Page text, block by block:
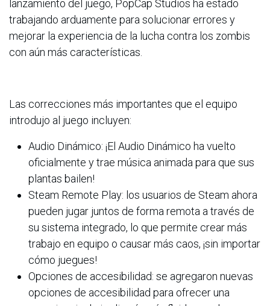
lanzamiento del juego, PopCap Studios ha estado
trabajando arduamente para solucionar errores y
mejorar la experiencia de la lucha contra los zombis
con aún más características.
Las correcciones más importantes que el equipo
introdujo al juego incluyen:
Audio Dinámico: ¡El Audio Dinámico ha vuelto
oficialmente y trae música animada para que sus
plantas bailen!
Steam Remote Play: los usuarios de Steam ahora
pueden jugar juntos de forma remota a través de
su sistema integrado, lo que permite crear más
trabajo en equipo o causar más caos, ¡sin importar
cómo juegues!
Opciones de accesibilidad: se agregaron nuevas
opciones de accesibilidad para ofrecer una